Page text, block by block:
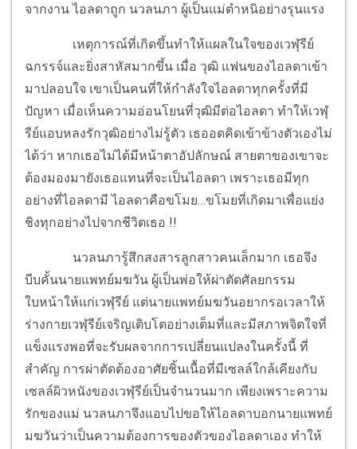
จากงาน ไอลดาถูก นวลนภา ผู้เป็นแม่ตำหนิอย่างรุนแรง
เหตุการณ์ที่เกิดขึ้นทำให้แผลในใจของเวฬุรีย์
ฉกรรจ์และยิ่งสาหัสมากขึ้น เมื่อ วุฒิ แฟนของไอลดาเข้า
มาปลอบใจ เขาเป็นคนที่ให้กำลังใจไอลดาทุกครั้งที่มี
ปัญหา เมื่อเห็นความอ่อนโยนที่วุฒิมีต่อไอลดา ทำให้เวฬุ
รีย์แอบหลงรักวุฒิอย่างไม่รู้ตัว เธออดคิดเข้าข้างตัวเองไม่
ได้ว่า หากเธอไม่ได้มีหน้าตาอัปลักษณ์ สายตาของเขาจะ
ต้องมองมายังเธอแทนที่จะเป็นไอลดา เพราะเธอมีทุก
อย่างที่ไอลดามี ไอลดาคือขโมย…ขโมยที่เกิดมาเพื่อแย่ง
ชิงทุกอย่างไปจากชีวิตเธอ !!
นวลนภารู้สึกสงสารลูกสาวคนเล็กมาก เธอจึง
บีบคั้นนายแพทย์มฆวัน ผู้เป็นพ่อให้ผ่าตัดศัลยกรรม
ใบหน้าให้แก่เวฬุรีย์ แต่นายแพทย์มฆวันอยากรอเวลาให้
ร่างกายเวฬุรีย์เจริญเติบโตอย่างเต็มที่และมีสภาพจิตใจที่
แข็งแรงพอที่จะรับผลจากการเปลี่ยนแปลงในครั้งนี้ ที่
สำคัญ การผ่าตัดต้องอาศัยชิ้นเนื้อที่มีเซลล์ใกล้เคียงกับ
เซลล์ผิวหนังของเวฬุรีย์เป็นจำนวนมาก เพียงเพราะความ
รักของแม่ นวลนภาจึงแอบไปขอให้ไอลดาบอกนายแพทย์
มฆวันว่าเป็นความต้องการของตัวของไอลดาเอง ทำให้